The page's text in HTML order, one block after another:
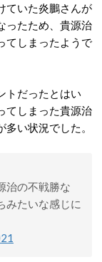
ていた炎鵬さんが
ったため、貴源治
てしまったようで
トだったとはい
てしまった貴源治
い状況でした。
治の不戦勝な
みたいな感じに